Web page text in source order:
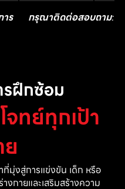
การ กรุณาติดต่อสอบถาม:
รฝึกซ้อม
ทย์ทุกเป้า
มุ่งสู่การแข่งขัน เด็ก หรือ
กายและเสริมสร้างความ